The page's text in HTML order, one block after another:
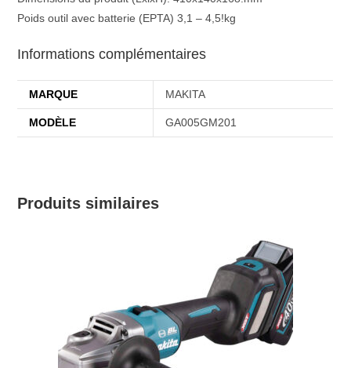
Poids outil avec batterie (EPTA) 3,1 – 4,5!kg
Informations complémentaires
MARQUE MAKITA
MODÈLE GA005GM201
Produits similaires